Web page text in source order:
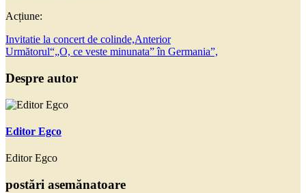
Acțiune:
Invitatie la concert de colinde,Anterior
Următorul“„O, ce veste minunata” în Germania”,
Despre autor
Editor Egco
Editor Egco
postări asemănatoare